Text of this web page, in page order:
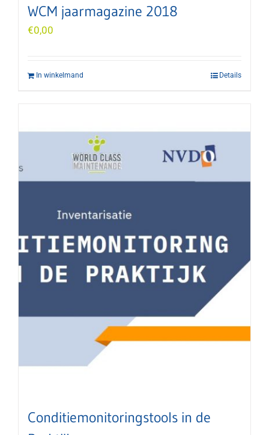
WCM jaarmagazine 2018
€0,00
In winkelmand Details
Conditiemonitoringstools in de